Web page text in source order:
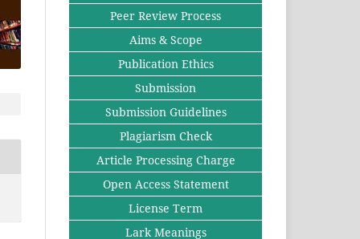
Peer Review Process
Aims & Scope
Publication Ethics
Submission
Submission Guidelines
Plagiarism Check
Article Processing Charge
Open Access Statement
License Term
Lark Meanings